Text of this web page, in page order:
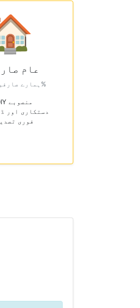
عام
ہمارے صارفین کا 10%
✓ DIY منصوبے
✓ دستکاری اور
✓ فوری